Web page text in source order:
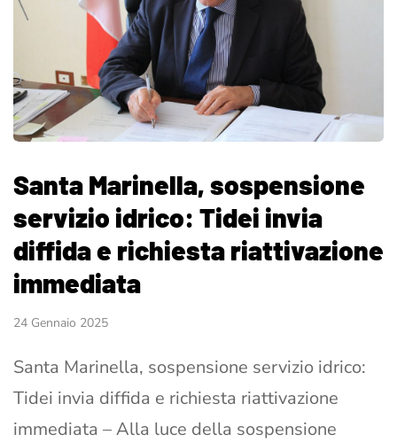
Santa Marinella, sospensione
servizio idrico: Tidei invia
diffida e richiesta riattivazione
immediata
24 Gennaio 2025
Santa Marinella, sospensione servizio idrico:
Tidei invia diffida e richiesta riattivazione
immediata – Alla luce della sospensione